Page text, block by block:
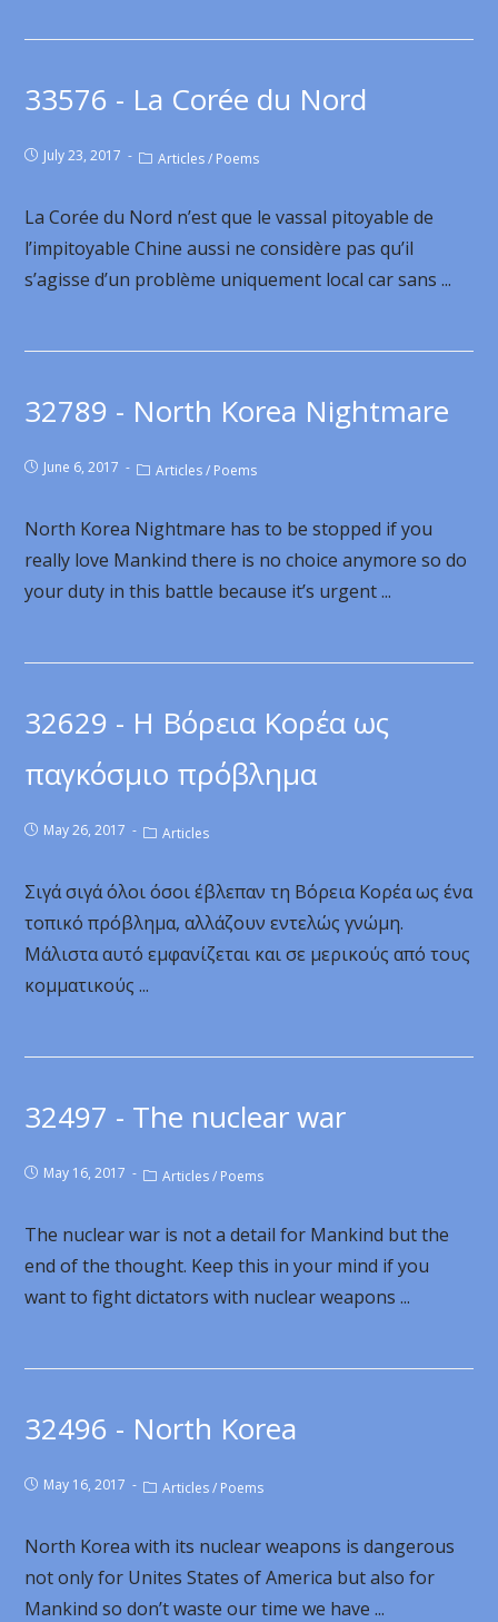
33576 - La Corée du Nord
July 23, 2017 Articles / Poems
La Corée du Nord n’est que le vassal pitoyable de
l’impitoyable Chine aussi ne considère pas qu’il
s’agisse d’un problème uniquement local car sans ...
32789 - North Korea Nightmare
June 6, 2017 Articles / Poems
North Korea Nightmare has to be stopped if you
really love Mankind there is no choice anymore so do
your duty in this battle because it’s urgent ...
32629 - Η Βόρεια Κορέα ως
παγκόσμιο πρόβλημα
May 26, 2017 Articles
Σιγά σιγά όλοι όσοι έβλεπαν τη Βόρεια Κορέα ως ένα
τοπικό πρόβλημα, αλλάζουν εντελώς γνώμη.
Μάλιστα αυτό εμφανίζεται και σε μερικούς από τους
κομματικούς ...
32497 - The nuclear war
May 16, 2017 Articles / Poems
The nuclear war is not a detail for Mankind but the
end of the thought. Keep this in your mind if you
want to fight dictators with nuclear weapons ...
32496 - North Korea
May 16, 2017 Articles / Poems
North Korea with its nuclear weapons is dangerous
not only for Unites States of America but also for
Mankind so don’t waste our time we have ...